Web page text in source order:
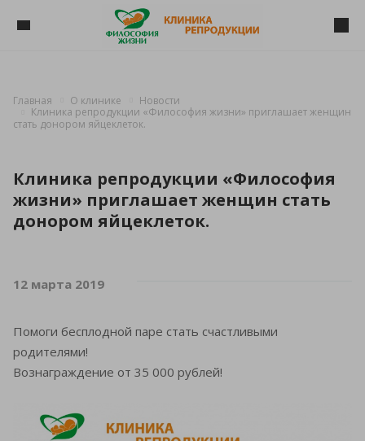
Главная О клинике
Новости
Клиника репродукции «Философия жизни» приглашает женщин
стать донором яйцеклеток.
Клиника репродукции «Философия
жизни» приглашает женщин стать
донором яйцеклеток.
12 марта 2019
Помоги бесплодной паре стать счастливыми
родителями!
Вознаграждение от 35 000 рублей!